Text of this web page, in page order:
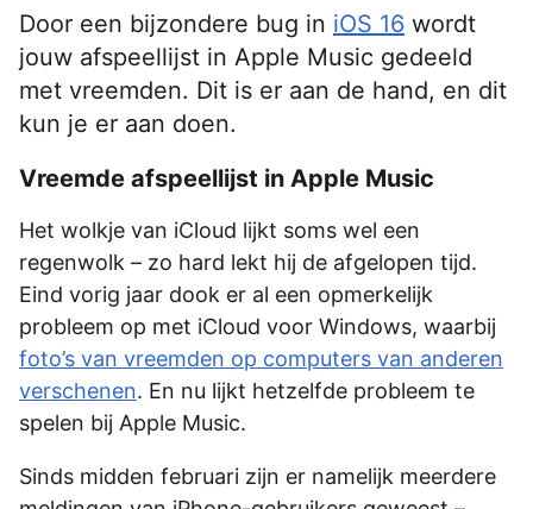
Door een bijzondere bug in iOS 16 wordt
jouw afspeellijst in Apple Music gedeeld
met vreemden. Dit is er aan de hand, en dit
kun je er aan doen.
Vreemde afspeellijst in Apple Music
Het wolkje van iCloud lijkt soms wel een
regenwolk – zo hard lekt hij de afgelopen tijd.
Eind vorig jaar dook er al een opmerkelijk
probleem op met iCloud voor Windows, waarbij
foto’s van vreemden op computers van anderen
verschenen. En nu lijkt hetzelfde probleem te
spelen bij Apple Music.
Sinds midden februari zijn er namelijk meerdere